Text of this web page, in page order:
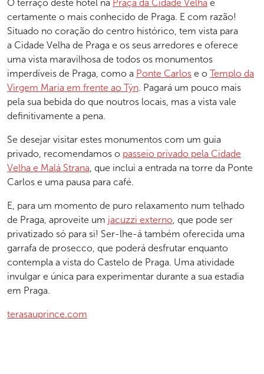
O terraço deste hotel na Praça da Cidade Velha é
certamente o mais conhecido de Praga. E com razão!
Situado no coração do centro histórico, tem vista para
a Cidade Velha de Praga e os seus arredores e oferece
uma vista maravilhosa de todos os monumentos
imperdíveis de Praga, como a Ponte Carlos e o Templo da
Virgem Maria em frente ao Týn. Pagará um pouco mais
pela sua bebida do que noutros locais, mas a vista vale
definitivamente a pena.
Se desejar visitar estes monumentos com um guia
privado, recomendamos o passeio privado pela Cidade
Velha e Malá Strana , que inclui a entrada na torre da Ponte
Carlos e uma pausa para café.
E, para um momento de puro relaxamento num telhado
de Praga, aproveite um jacuzzi externo , que pode ser
privatizado só para si! Ser-lhe-á também oferecida uma
garrafa de prosecco, que poderá desfrutar enquanto
contempla a vista do Castelo de Praga. Uma atividade
invulgar e única para experimentar durante a sua estadia
em Praga.
terasauprince.com